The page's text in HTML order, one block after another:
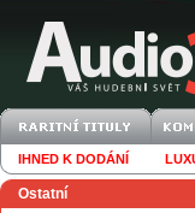
IHNED K DODÁNÍ
Ostatní